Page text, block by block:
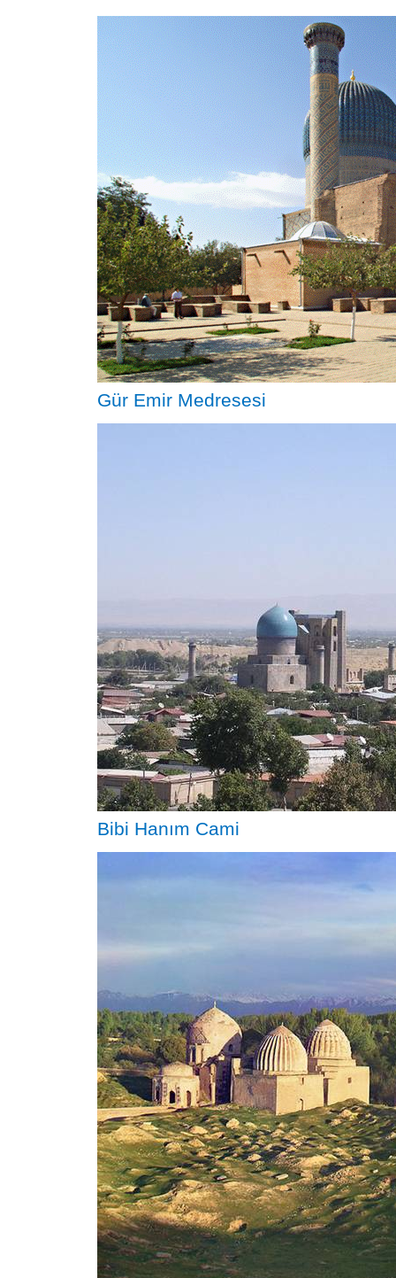
Gür Emir Medresesi
Bibi Hanım Cami